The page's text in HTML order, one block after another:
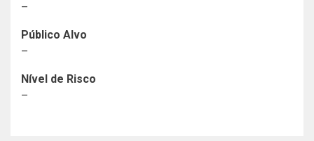
–
Público Alvo
–
Nível de Risco
–